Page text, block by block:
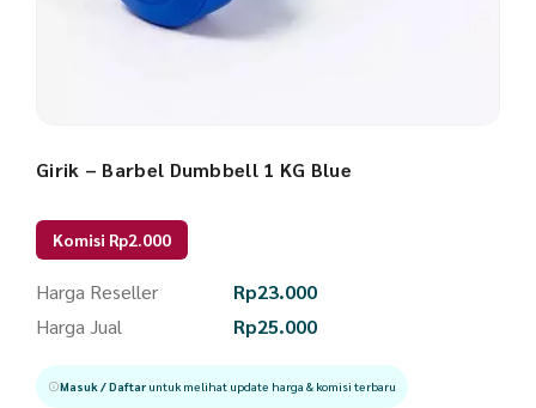
Girik – Barbel Dumbbell 1 KG Blue
Komisi Rp2.000
Harga Reseller Rp23.000
Harga Jual
Rp25.000
Masuk / Daftaruntuk melihat update harga & komisi terbaru